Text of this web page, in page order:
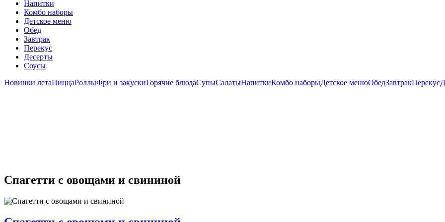
Напитки
Комбо наборы
Детское меню
Обед
Завтрак
Перекус
Десерты
Соусы
Новинки летаПиццаРоллыФри и закускиГорячие блюдаСупыСалатыНапиткиКомбо наборыДетское менюОбедЗавтракПерекус
Спагетти с овощами и свининой